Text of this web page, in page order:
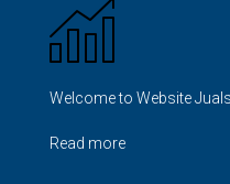
Welcome to Website
Read more